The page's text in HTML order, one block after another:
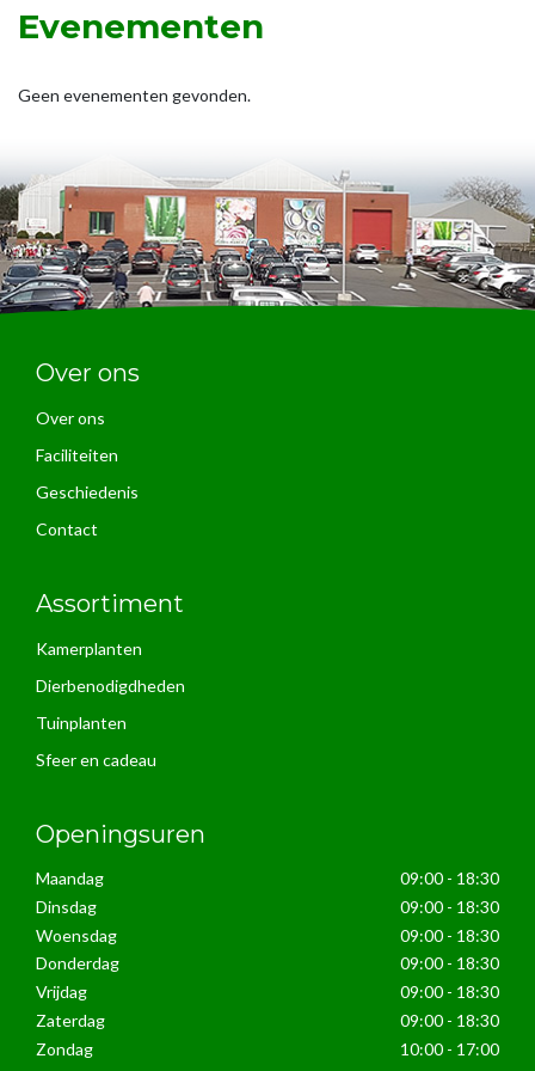
Evenementen
Geen evenementen gevonden.
Over ons
Over ons
Faciliteiten
Geschiedenis
Contact
Assortiment
Kamerplanten
Dierbenodigdheden
Tuinplanten
Sfeer en cadeau
Openingsuren
Maandag
09:00 - 18:30
Dinsdag
09:00 - 18:30
Woensdag
09:00 - 18:30
Donderdag
09:00 - 18:30
Vrijdag
09:00 - 18:30
Zaterdag
09:00 - 18:30
Zondag
10:00 - 17:00